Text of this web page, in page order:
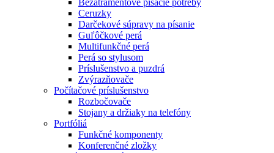
Bezatramentové písacie potreby
Ceruzky
Darčekové súpravy na písanie
Guľôčkové perá
Multifunkčné perá
Perá so stylusom
Príslušenstvo a puzdrá
Zvýrazňovače
Počítačové príslušenstvo
Rozbočovače
Stojany a držiaky na telefóny
Portfóliá
Funkčné komponenty
Konferenčné zložky